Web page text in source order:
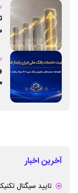
آخرین اخبار
تایید سیگنال